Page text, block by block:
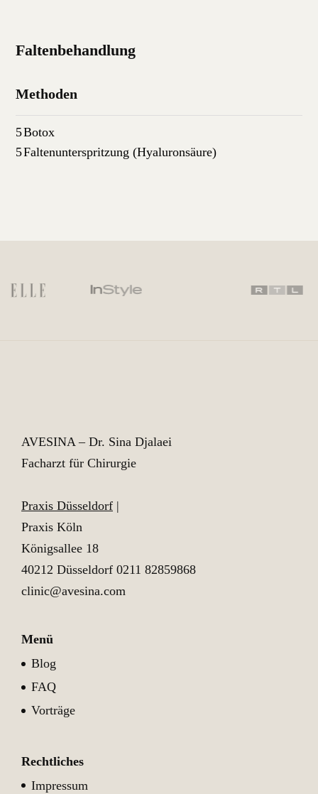
Faltenbehandlung
Methoden
Botox
Faltenunterspritzung (Hyaluronsäure)
AVESINA – Dr. Sina Djalaei
Facharzt für Chirurgie
Praxis Düsseldorf |
Praxis Köln
Königsallee 18
40212 Düsseldorf 0211 82859868
clinic@avesina.com
Menü
Blog
FAQ
Vorträge
Rechtliches
Impressum